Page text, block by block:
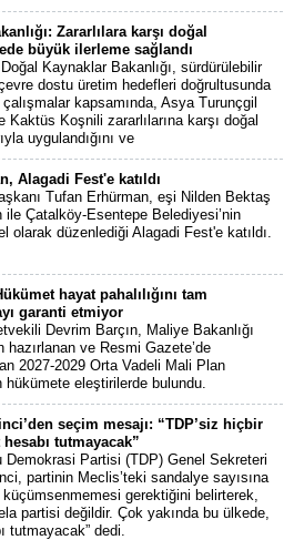
Zararlılara karşı doğal
büyük ilerleme sağlandı
Kaynaklar Bakanlığı, sürdürülebilir
dostu üretim hedefleri doğrultusunda
kapsamında, Asya Turunçgil
Kaktüs Koşnili zararlılarına karşı doğal
uygulandığını ve
Alagadi Fest'e katıldı
Tufan Erhürman, eşi Nilden Bektaş
ile Çatalköy-Esentepe Belediyesi’nin
olarak düzenlediği Alagadi Fest'e katıldı.
hayat pahalılığını tam
garanti etmiyor
Devrim Barçın, Maliye Bakanlığı
hazırlanan ve Resmi Gazete’de
2027-2029 Orta Vadeli Mali Plan
hükümete eleştirilerde bulundu.
seçim mesajı: “TDP’siz hiçbir
tutmayacak”
Demokrasi Partisi (TDP) Genel Sekreteri
partinin Meclis’teki sandalye sayısına
küçümsenmemesi gerektiğini belirterek,
partisi değildir. Çok yakında bu ülkede,
tutmayacak” dedi.